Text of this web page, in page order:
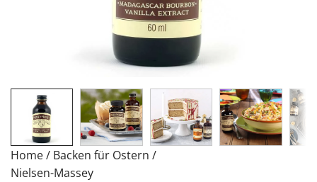
Home/ Backen für Ostern /
Nielsen-Massey